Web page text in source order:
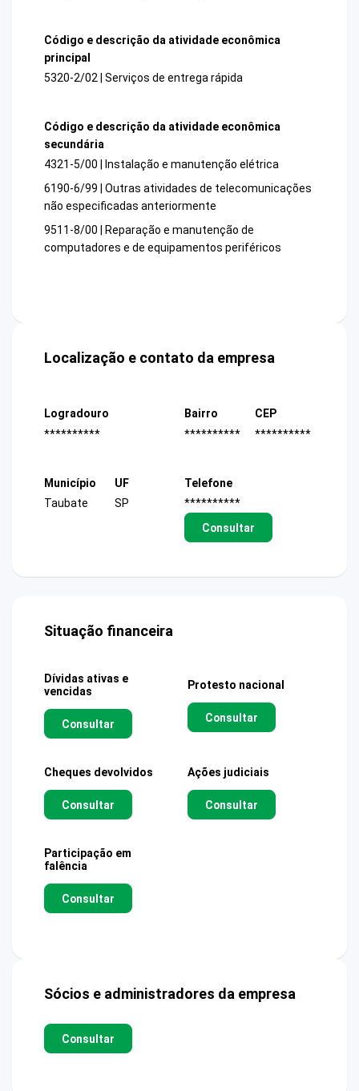
Código e descrição da atividade econômica
principal
5320-2/02 | Serviços de entrega rápida
Código e descrição da atividade econômica
secundária
4321-5/00 | Instalação e manutenção elétrica
6190-6/99 | Outras atividades de telecomunicações
não especificadas anteriormente
9511-8/00 | Reparação e manutenção de
computadores e de equipamentos periféricos
Localização e contato da empresa
Logradouro
**********
Bairro
**********
CEP
**********
Município
Taubate
UF
SP
Telefone
**********
Consultar
Situação financeira
Dívidas ativas e
vencidas
Consultar
Protesto nacional
Consultar
Cheques devolvidos
Consultar
Ações judiciais
Consultar
Participação em
falência
Consultar
Sócios e administradores da empresa
Consultar